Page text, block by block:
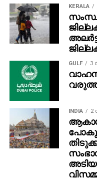
KERALA
GULF 3
INDIA 2